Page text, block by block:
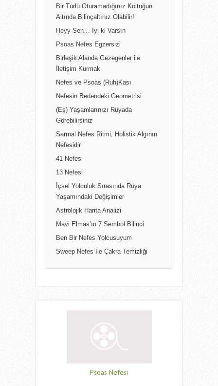
Bir Türlü Oturamadığınız Koltuğun
Altında Bilinçaltınız Olabilir!
Heyy Sen… İyi ki Varsın
Psoas Nefes Egzersizi
Birleşik Alanda Gezegenler ile
İletişim Kurmak
Nefes ve Psoas (Ruh)Kası
Nefesin Bedendeki Geometrisi
(Eş) Yaşamlarınızı Rüyada
Görebilirsiniz
Sarmal Nefes Ritmi, Holistik Algının
Nefesidir
41 Nefes
13 Nefesi
İçsel Yolculuk Sırasında Rüya
Yaşamındaki Değişimler
Astrolojik Harita Analizi
Mavi Elmas’ın 7 Sembol Bilinci
Ben Bir Nefes Yolcusuyum
Sweep Nefes İle Çakra Temizliği
Psoas Nefesi